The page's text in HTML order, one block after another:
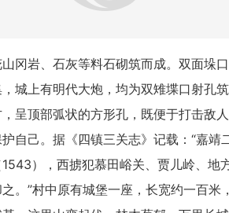
冈岩、石灰等料石砌筑而成。双面垛
城上有明代大炮，均为双雉堞口射孔
呈顶部弧状的方形孔，既便于打击敌
自己。据《四镇三关志》记载：“嘉靖
），西掳犯慕田峪关、贾儿岭、地
。”村中原有城堡一座，长宽约一百米